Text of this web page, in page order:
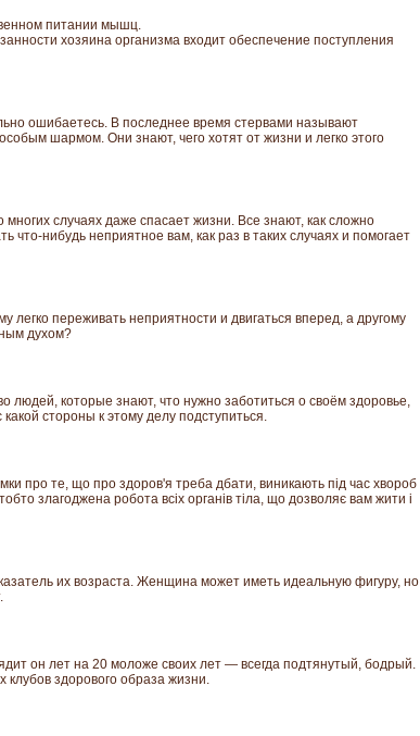
питании мышц.
хозяина организма входит обеспечение поступления
ошибаетесь. В последнее время стервами называют
шармом. Они знают, чего хотят от жизни и легко этого
случаях даже спасает жизни. Все знают, как сложно
что-нибудь неприятное вам, как раз в таких случаях и помогает
легко переживать неприятности и двигаться вперед, а другому
духом?
людей, которые знают, что нужно заботиться о своём здоровье,
стороны к этому делу подступиться.
про те, що про здоров'я треба дбати, виникають під час хвороб
злагоджена робота всіх органів тіла, що дозволяє вам жити і
их возраста. Женщина может иметь идеальную фигуру, но
он лет на 20 моложе своих лет — всегда подтянутый, бодрый.
клубов здорового образа жизни.